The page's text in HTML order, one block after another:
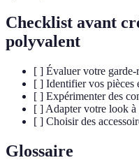
Checklist avant
polyvalent
[ ] Évaluer votre garde-
[ ] Identifier vos pièces
[ ] Expérimenter des
[ ] Adapter votre look à
[ ] Choisir des
Glossaire